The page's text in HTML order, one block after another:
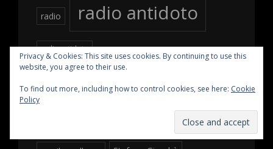
radio radio antidoto
radioantidoto
radio svasso minore
rubakov trio
Privacy & Cookies: This site uses cookies. By continuing to use this
website, you agree to their use.
To find out more, including how to control cookies, see here: Cookie
Policy